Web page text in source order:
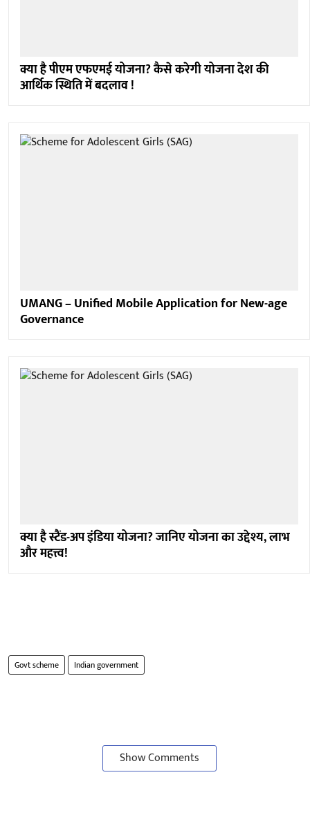
क्या है पीएम एफएमई योजना? कैसे करेगी योजना देश की
आर्थिक स्थिति में बदलाव !
UMANG – Unified Mobile Application for New-age
Governance
क्या है स्टैंड-अप इंडिया योजना? जानिए योजना का उद्देश्य, लाभ
और महत्त्व!
Govt scheme Indian government
Show Comments